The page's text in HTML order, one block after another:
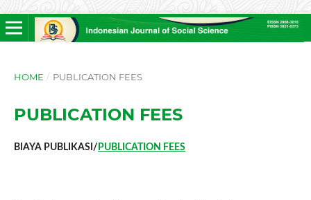
HOME / PUBLICATION FEES
PUBLICATION FEES
BIAYA PUBLIKASI/ PUBLICATION FEES